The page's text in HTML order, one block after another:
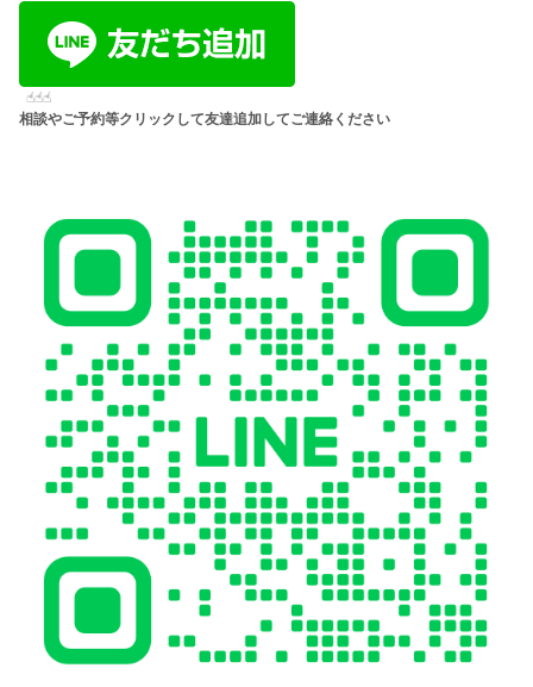
☝︎☝︎☝︎
相談やご予約等クリックして友達追加してご連絡ください